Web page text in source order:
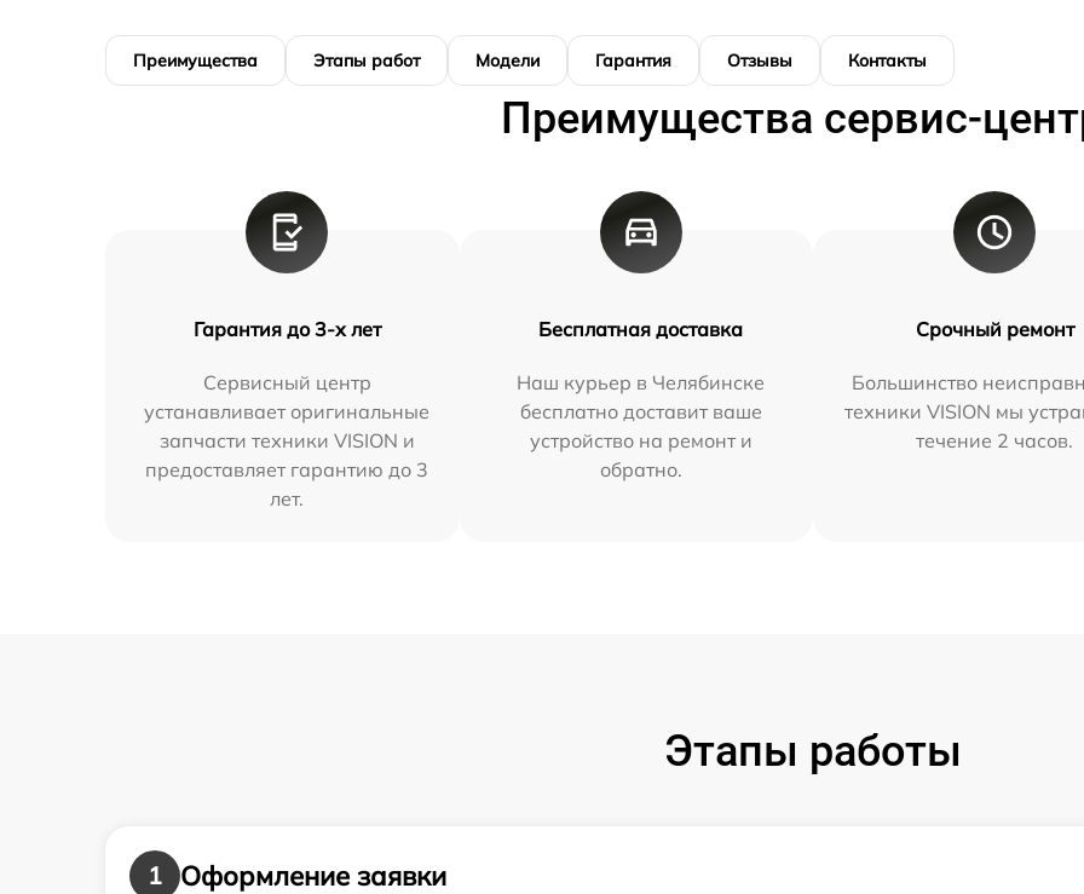
Преимущества Этапы работ Модели Гарантия Отзывы Контакты
Преимущества сервис-
Гарантия до 3-х лет
Сервисный центр
устанавливает оригинальные
запчасти техники VISION и
предоставляет гарантию до 3
лет.
Бесплатная доставка
Наш курьер в Челябинске
бесплатно доставит ваше
устройство на ремонт и
обратно.
Срочный ремонт
Большинство
техники VISION мы
течение 2 часов.
Этапы работы
1
Оформление заявки